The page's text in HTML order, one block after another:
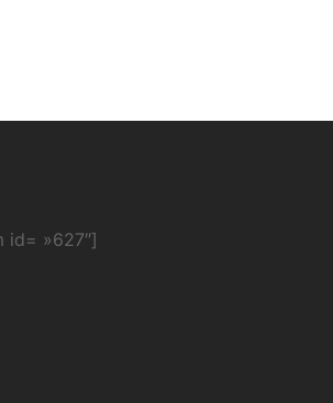
id= »627″]